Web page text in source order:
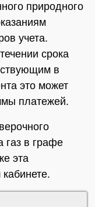
природного
учета.
срока
в
это может
платежей.
газ в графе
эта